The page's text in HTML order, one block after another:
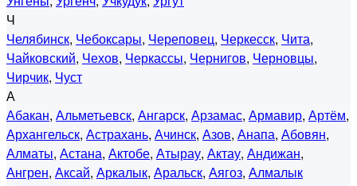
Ч
Челябинск, Чебоксары, Череповец, Черкесск, Чита,
Чайковский, Чехов, Черкассы, Чернигов, Черновцы,
Чирчик, Чуст
А
Абакан, Альметьевск, Ангарск, Арзамас, Армавир, Артём,
Архангельск, Астрахань, Ачинск, Азов, Анапа, Абовян,
Алматы, Астана, Актобе, Атырау, Актау, Андижан,
Ангрен, Аксай, Аркалык, Аральск, Аягоз, Алмалык